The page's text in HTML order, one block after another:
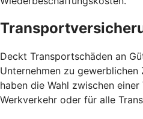
Deckt Transportschäden an
Unternehmen zu
haben die Wahl zwischen
Werkverkehr oder für alle